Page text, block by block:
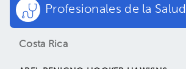
Profesionales de la Salud
Costa Rica